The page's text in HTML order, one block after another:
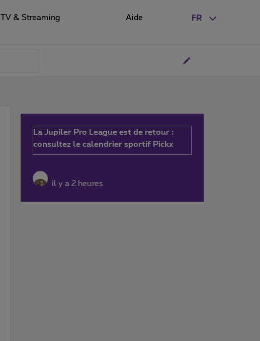
FR
TV & Streaming Aide
La Jupiler Pro League est de retour :
consultez le calendrier sportif Pickx
il y a 2 heures